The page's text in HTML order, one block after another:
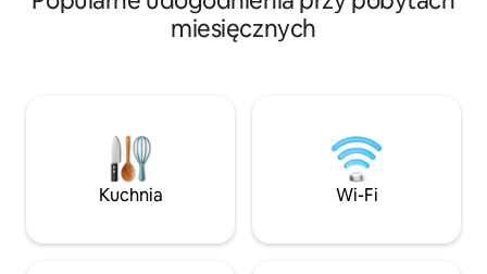
miesięcznych
Kuchnia Wi-Fi